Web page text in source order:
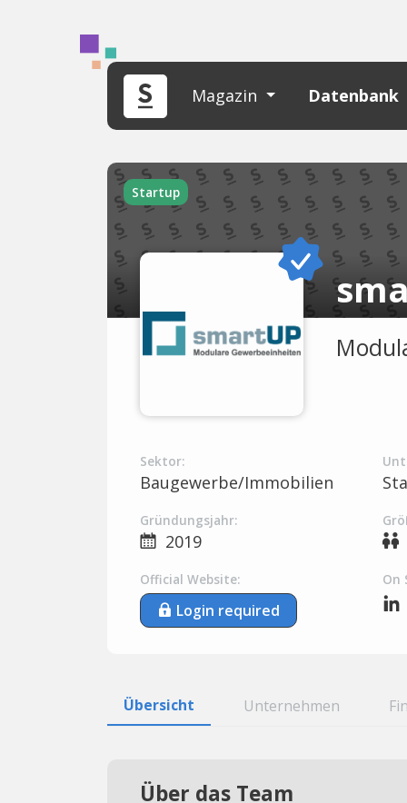
Magazin Datenbank
Startup
Sektor:
Baugewerbe/Immobilien
Gründungsjahr:
2019
Official Website:
Login required
On
Übersicht Unternehmen
Über das Team